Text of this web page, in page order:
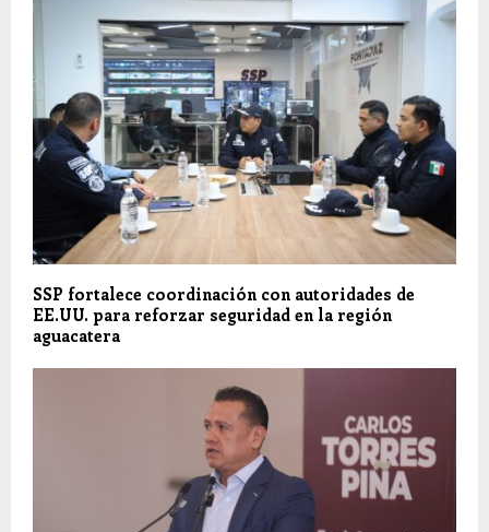
SSP fortalece coordinación con autoridades de
EE.UU. para reforzar seguridad en la región
aguacatera